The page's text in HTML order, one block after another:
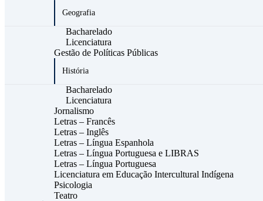
Geografia
Bacharelado
Licenciatura
Gestão de Políticas Públicas
História
Bacharelado
Licenciatura
Jornalismo
Letras – Francês
Letras – Inglês
Letras – Língua Espanhola
Letras – Língua Portuguesa e LIBRAS
Letras – Língua Portuguesa
Licenciatura em Educação Intercultural Indígena
Psicologia
Teatro